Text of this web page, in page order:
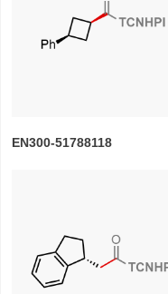
EN300-51788118